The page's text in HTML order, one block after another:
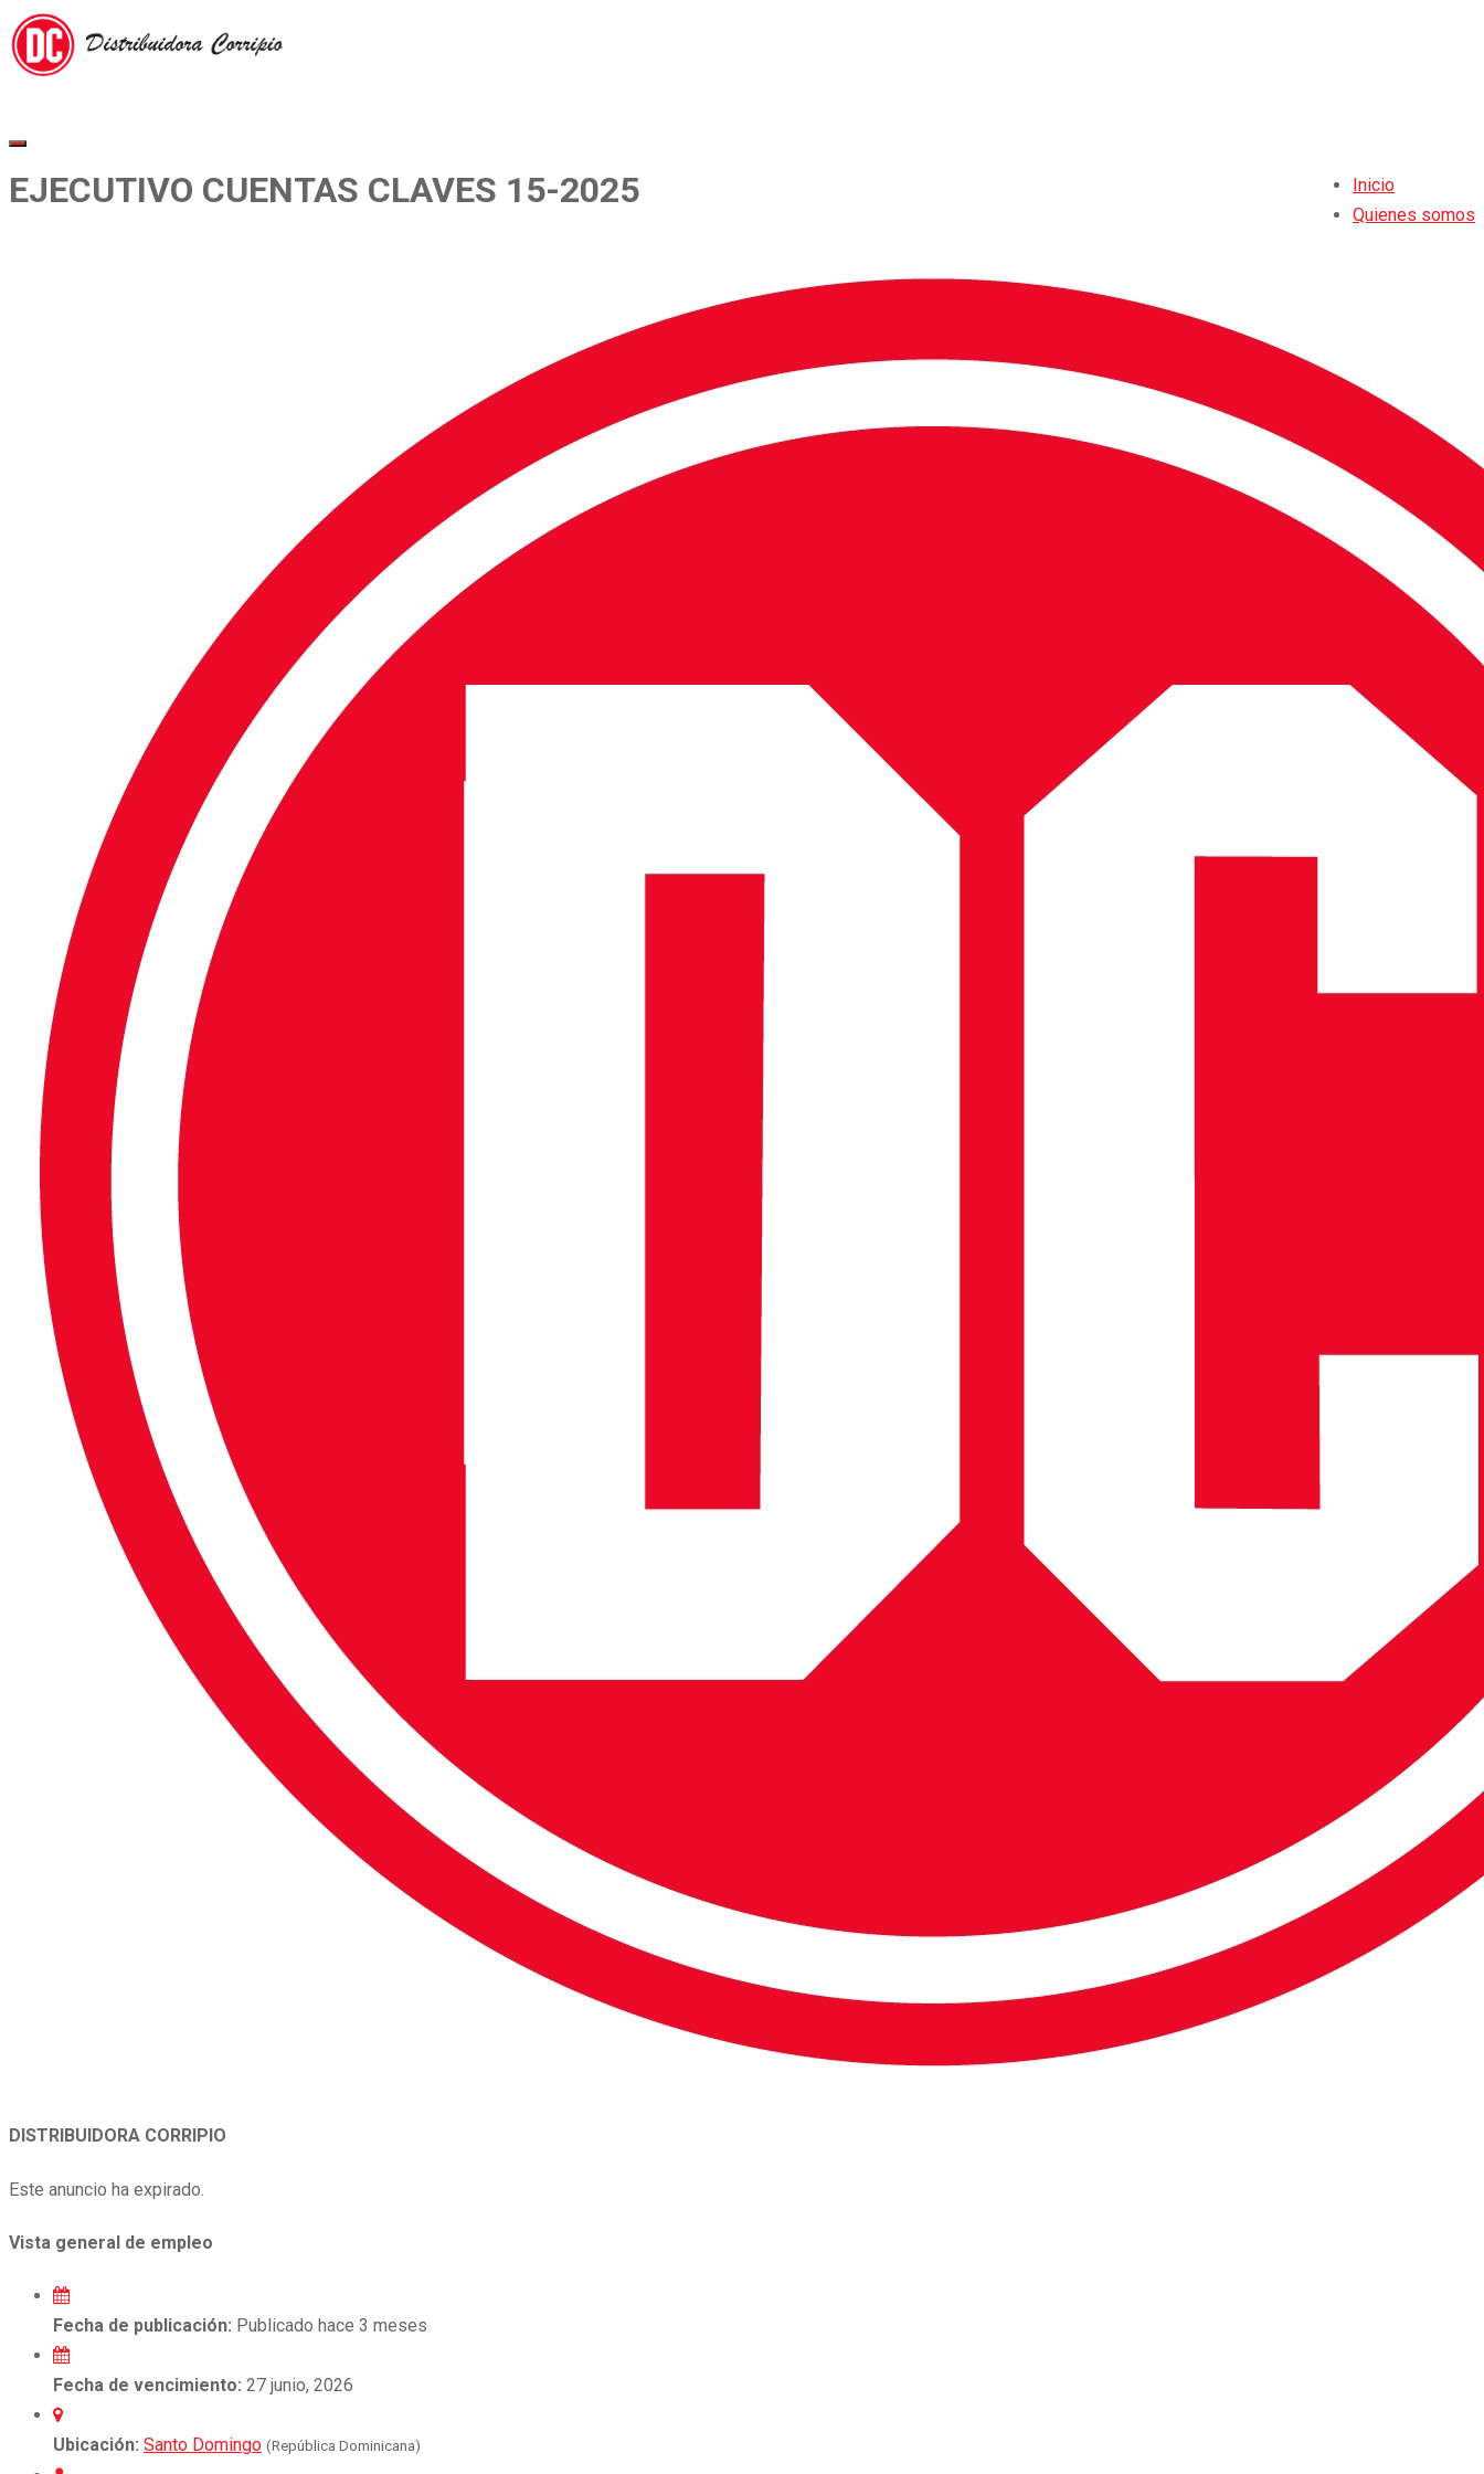
Inicio
Quienes somos
EJECUTIVO CUENTAS CLAVES 15-2025
DISTRIBUIDORA CORRIPIO
Este anuncio ha expirado.
Vista general de empleo
Fecha de publicación: Publicado hace 3 meses
Fecha de vencimiento: 27 junio, 2026
Ubicación: Santo Domingo (República Dominicana)